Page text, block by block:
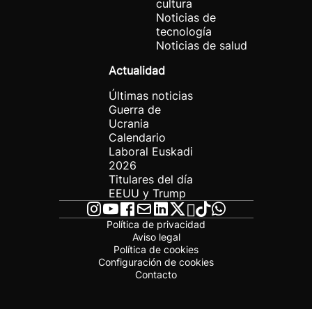
cultura
Noticias de
tecnología
Noticias de salud
Actualidad
Últimas noticias
Guerra de
Ucrania
Calendario
Laboral Euskadi
2026
Titulares del día
EEUU y Trump
Política de privacidad
Aviso legal
Política de cookies
Configuración de cookies
Contacto